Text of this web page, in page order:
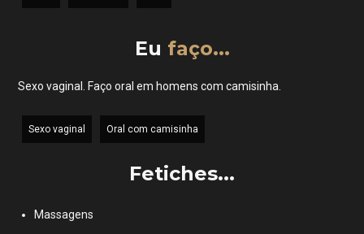
Eu faço...
Sexo vaginal. Faço oral em homens com camisinha.
Sexo vaginal Oral com camisinha
Fetiches...
Massagens